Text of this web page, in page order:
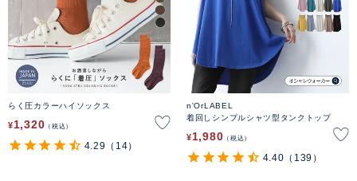
らく圧カラーハイソックス
¥1,320 税込
4.29 （14）
n'OrLABEL
着回しシンプルシャツ型タンクトップ
¥1,980 税込
4.40 （139）